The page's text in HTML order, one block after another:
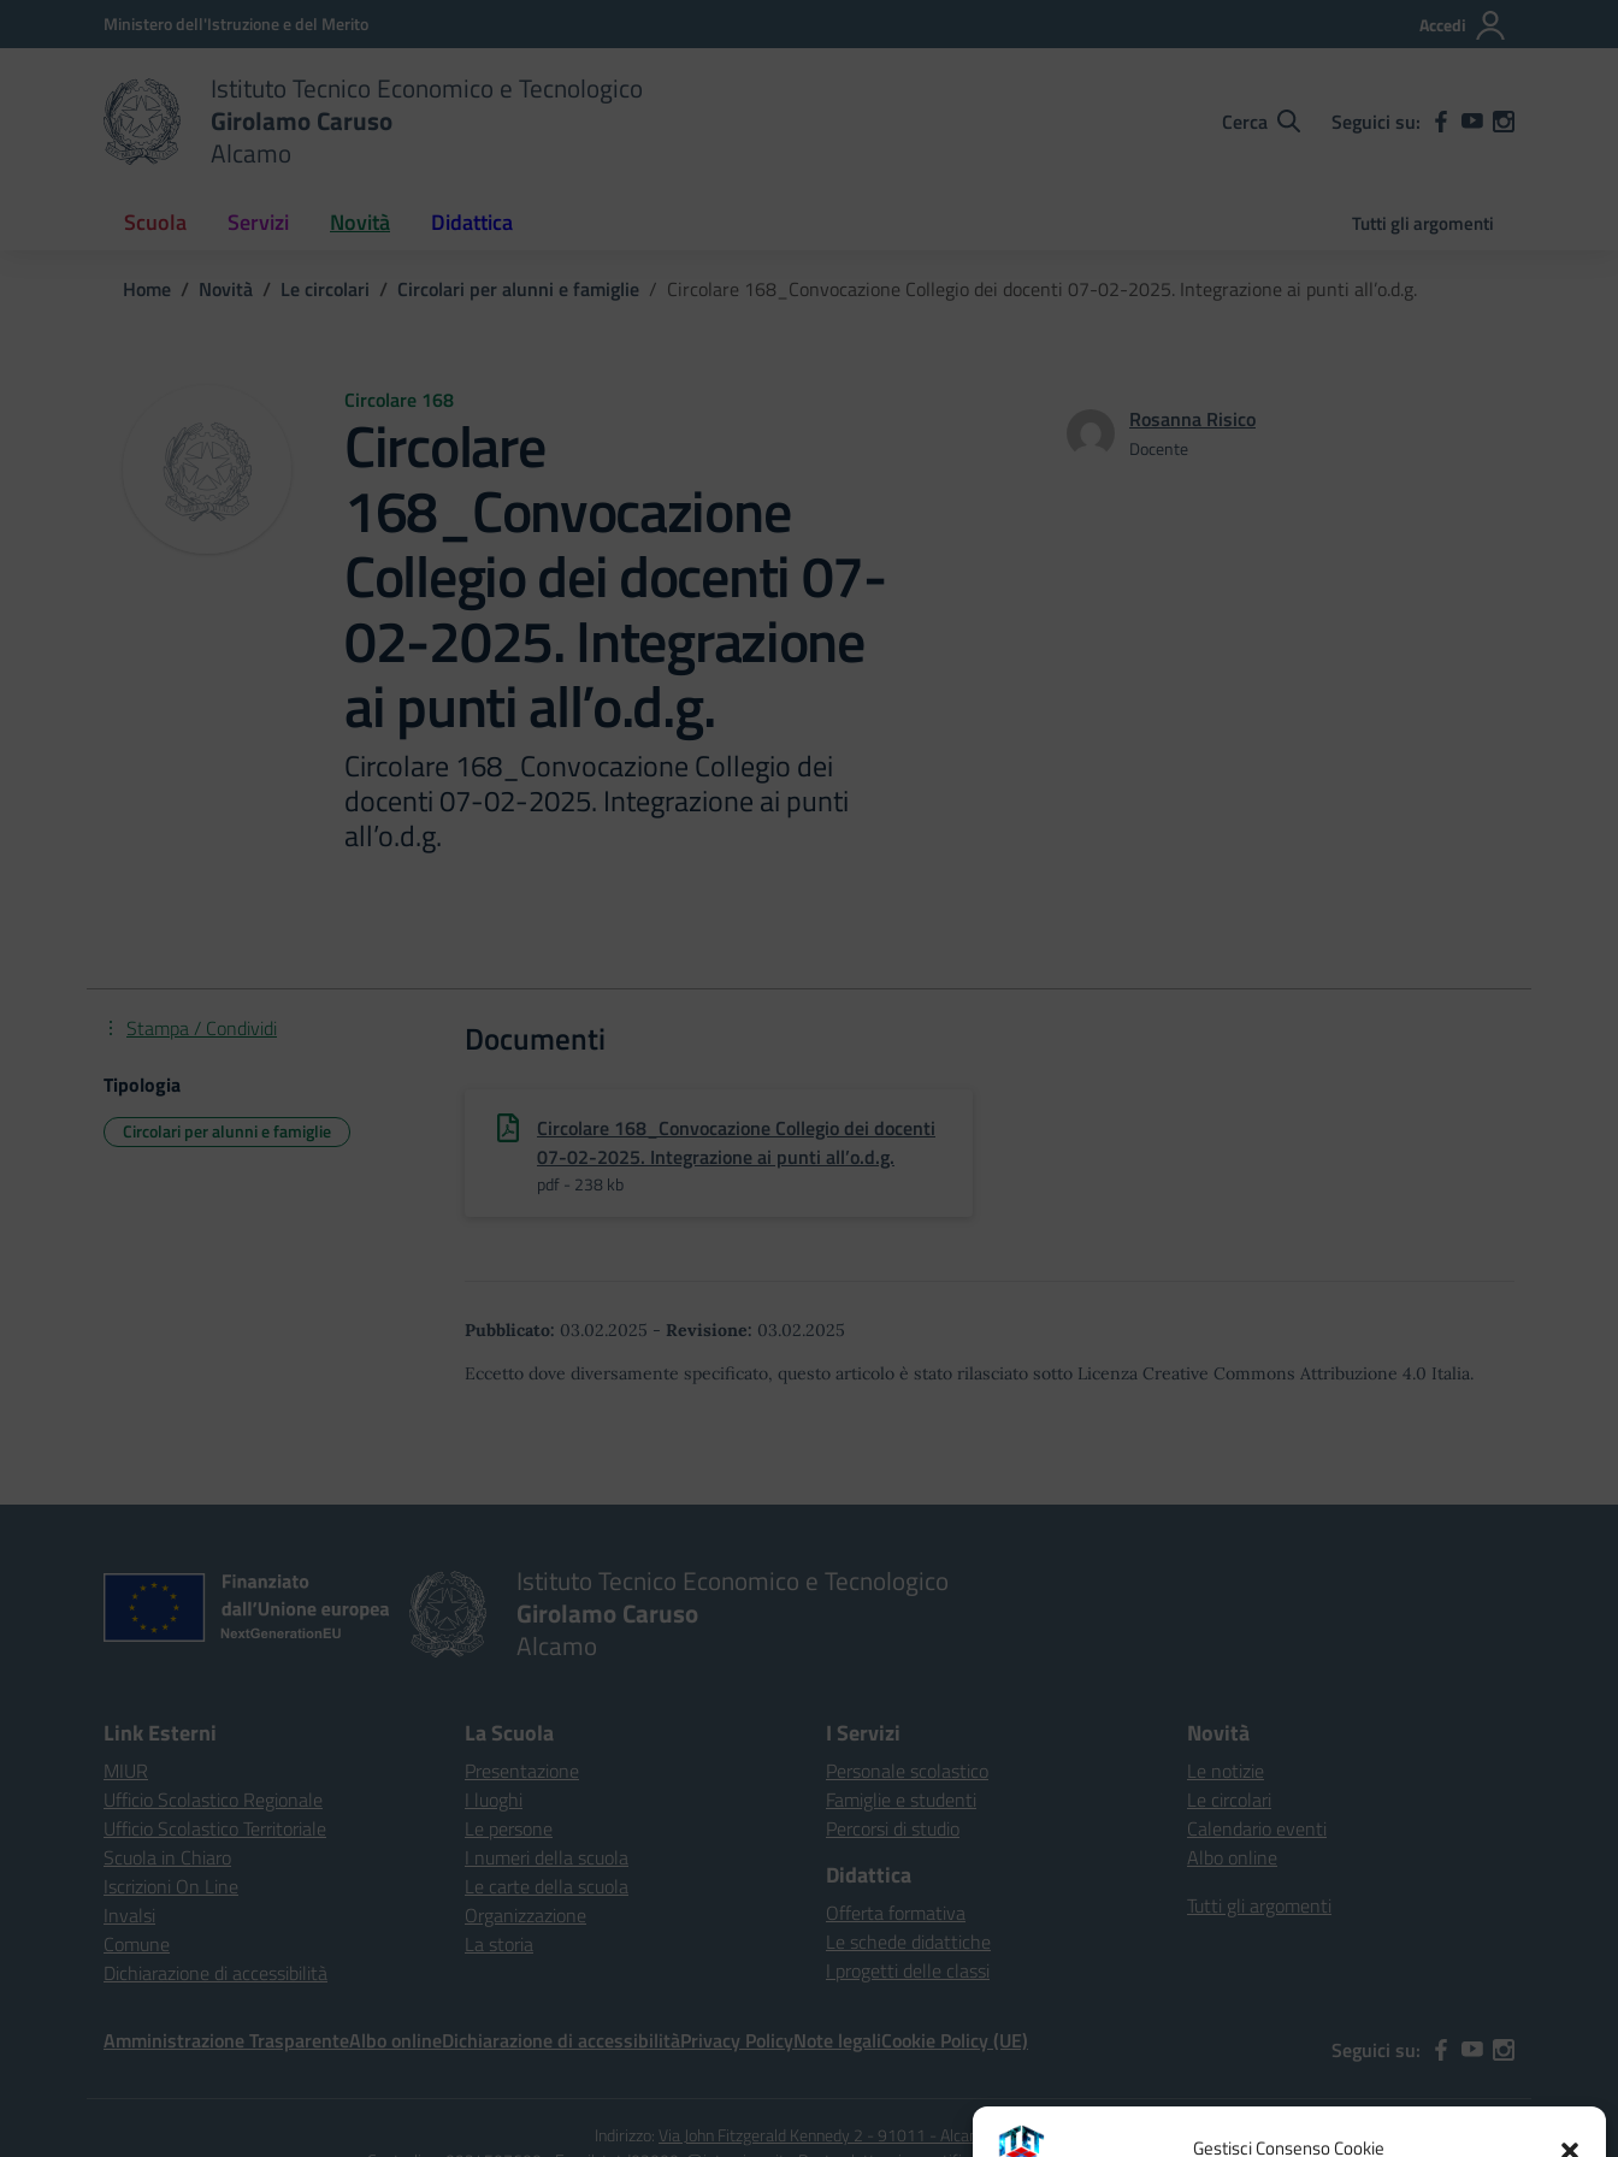
Gestisci Consenso Cookie
Vai ai contenuti
Vai al menu di navigazioneMinistero dell'Istruzione e del Merito Accedi
Istituto Tecnico Economico e Tecnologico
Girolamo Caruso
Alcamo
Cerca Seguici su:
Scuola Servizi Novità Didattica Tutti gli argomenti
Home Novità Le circolari Circolari per alunni e famiglie Circolare 168_Convocazione Collegio dei docenti 07-02-2025. Integrazione ai punti all’o.d.g.
Circolare 168
Circolare
168_Convocazione
Collegio dei docenti 07-
02-2025. Integrazione
ai punti all’o.d.g.
Circolare 168_Convocazione Collegio dei
docenti 07-02-2025. Integrazione ai punti
all’o.d.g.
Rosanna Risico
Docente
Documenti
Circolare 168_Convocazione Collegio dei docenti
07-02-2025. Integrazione ai punti all’o.d.g.
pdf - 238 kb
Pubblicato: 03.02.2025 - Revisione: 03.02.2025
Eccetto dove diversamente specificato, questo articolo è stato rilasciato sotto Licenza Creative Commons Attribuzione 4.0 Italia.
Stampa / Condividi
Tipologia
Circolari per alunni e famiglie
Istituto Tecnico Economico e Tecnologico
Girolamo Caruso
Alcamo
Link Esterni
MIUR
Ufficio Scolastico Regionale
Ufficio Scolastico Territoriale
Scuola in Chiaro
Iscrizioni On Line
Invalsi
Comune
Dichiarazione di accessibilità
La Scuola
Presentazione
I luoghi
Le persone
I numeri della scuola
Le carte della scuola
Organizzazione
La storia
I Servizi
Personale scolastico
Famiglie e studenti
Percorsi di studio
Didattica
Offerta formativa
Le schede didattiche
I progetti delle classi
Novità
Le notizie
Le circolari
Calendario eventi
Albo online
Tutti gli argomenti
Amministrazione TrasparenteAlbo onlineDichiarazione di accessibilitàPrivacy PolicyNote legaliCookie Policy (UE) Seguici su:
Indirizzo: Via John Fitzgerald Kennedy 2 - 91011 - Alcamo (TP)